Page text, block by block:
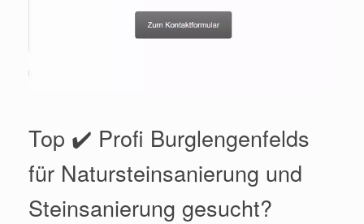
Top ✔️ Profi Burglengenfelds
für Natursteinsanierung und
Steinsanierung gesucht?